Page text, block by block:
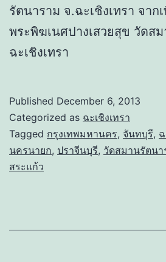
รัตนาราม จ.ฉะเชิงเทรา จาก
พระพิฆเนศปางเสวยสุข วัดส
ฉะเชิงเทรา
Published December 6, 2013
Categorized as ฉะเชิงเทรา
Tagged กรุงเทพมหานคร, จันทบุรี,
นครนายก, ปราจีนบุรี, วัดสมานรัตนา
สระแก้ว